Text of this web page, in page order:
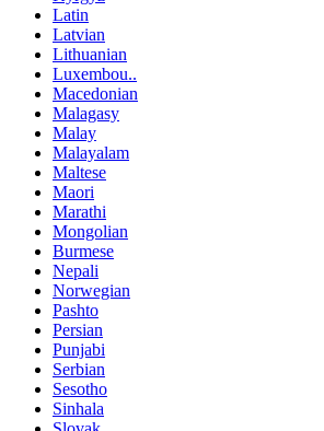
Latin
Latvian
Lithuanian
Luxembou..
Macedonian
Malagasy
Malay
Malayalam
Maltese
Maori
Marathi
Mongolian
Burmese
Nepali
Norwegian
Pashto
Persian
Punjabi
Serbian
Sesotho
Sinhala